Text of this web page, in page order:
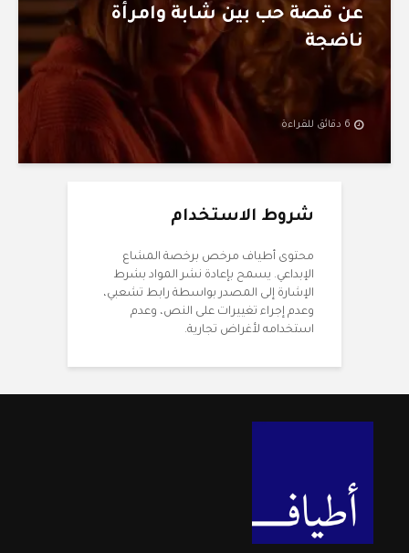
عن قصة حب بين شابة وامرأة
ناضجة
6 دقائق للقراءة
شروط الاستخدام
محتوى أطياف مرخص برخصة المشاع
الإبداعي. يسمح بإعادة نشر المواد بشرط
الإشارة إلى المصدر بواسطة رابط تشعبي،
وعدم إجراء تغييرات على النص، وعدم
استخدامه لأغراض تجارية.